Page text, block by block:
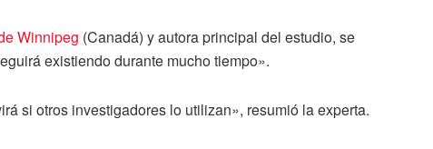
Winnipeg (Canadá) y autora principal del estudio, se
existiendo durante mucho tiempo».
si otros investigadores lo utilizan», resumió la experta.